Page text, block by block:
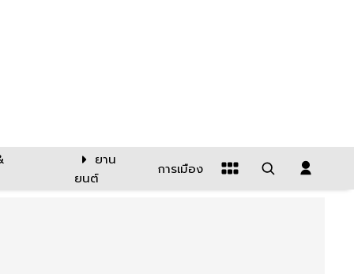
ยาน
ยนต์
การเมือง